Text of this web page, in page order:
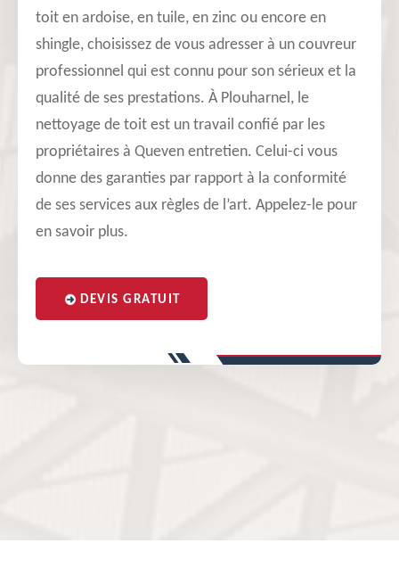
toit en ardoise, en tuile, en zinc ou encore en
shingle, choisissez de vous adresser à un couvreur
professionnel qui est connu pour son sérieux et la
qualité de ses prestations. À Plouharnel, le
nettoyage de toit est un travail confié par les
propriétaires à Queven entretien. Celui-ci vous
donne des garanties par rapport à la conformité
de ses services aux règles de l’art. Appelez-le pour
en savoir plus.
DEVIS GRATUIT